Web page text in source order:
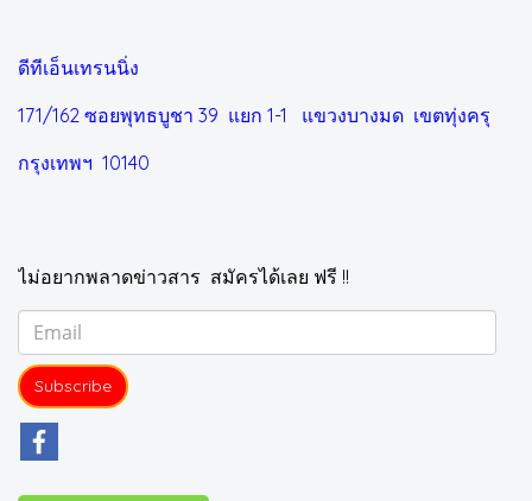
ดีทีเอ็นเทรนนิ่ง
171/162 ซอยพุทธบูชา 39 แยก 1-1 แขวงบางมด เขตทุ่งครุ
กรุงเทพฯ 10140
ไม่อยากพลาดข่าวสาร สมัครได้เลย ฟรี !!
Subscribe